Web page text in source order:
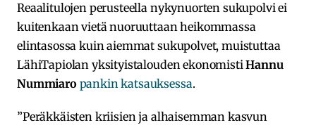
Reaalitulojen perusteella nykynuorten sukupolvi ei
kuitenkaan vietä nuoruuttaan heikommassa
elintasossa kuin aiemmat sukupolvet, muistuttaa
LähiTapiolan yksityistalouden ekonomistiHannu
Nummiaro pankin katsauksessa.
”Peräkkäisten kriisien ja alhaisemman kasvun